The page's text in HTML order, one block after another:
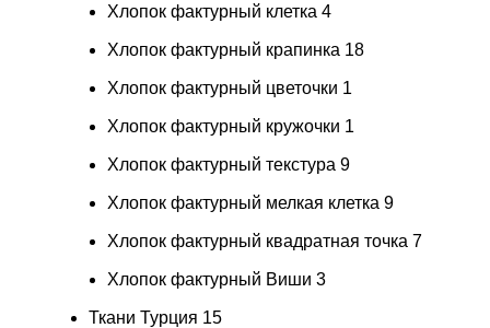
Хлопок фактурный клетка 4
Хлопок фактурный крапинка 18
Хлопок фактурный цветочки 1
Хлопок фактурный кружочки 1
Хлопок фактурный текстура 9
Хлопок фактурный мелкая клетка 9
Хлопок фактурный квадратная точка 7
Хлопок фактурный Виши 3
Ткани Турция 15